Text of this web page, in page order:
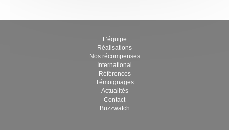
L’équipe
Réalisations
Nos récompenses
International
Références
Témoignages
Actualités
Contact
Buzzwatch